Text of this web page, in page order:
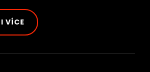
VÍCE FILMOVÝ
PRACH